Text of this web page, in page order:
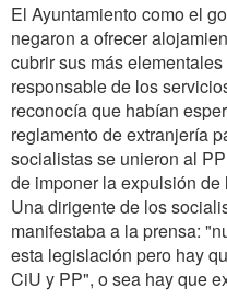
El Ayuntamiento como el
negaron a ofrecer
cubrir sus más
responsable de los
reconocía que habían
reglamento de extranjería
socialistas se unieron al
de imponer la expulsión
Una dirigente de los
manifestaba a la prensa:
esta legislación pero hay
CiU y PP", o sea hay que